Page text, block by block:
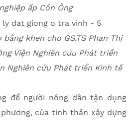
ấp Cồn Ông
khen cho GS.TS Phan Thị
Viện Nghiên cứu Phát triển
Nghiên cứu Phát triển Kinh tế
để người nông dân tận dụng
của tinh thần xây dựng